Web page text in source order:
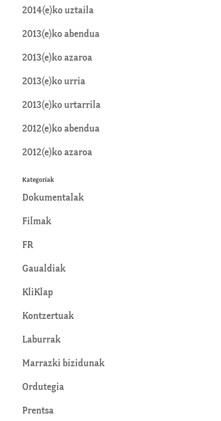
2014(e)ko uztaila
2013(e)ko abendua
2013(e)ko azaroa
2013(e)ko urria
2013(e)ko urtarrila
2012(e)ko abendua
2012(e)ko azaroa
Kategoriak
Dokumentalak
Filmak
FR
Gaualdiak
KliKlap
Kontzertuak
Laburrak
Marrazki bizidunak
Ordutegia
Prentsa